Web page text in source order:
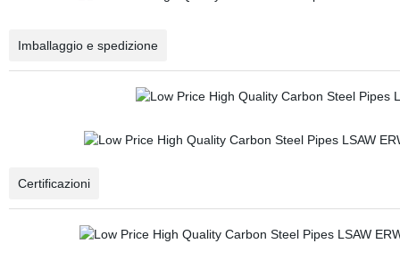
Imballaggio e spedizione
Certificazioni